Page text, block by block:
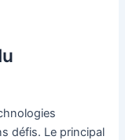
défis. Le principal